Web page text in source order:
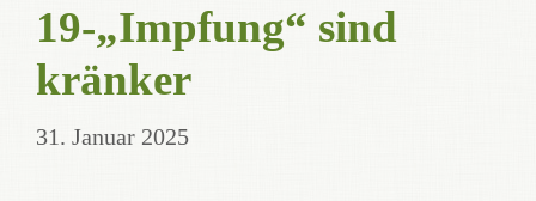
19-„Impfung“ sind
kränker
31. Januar 2025